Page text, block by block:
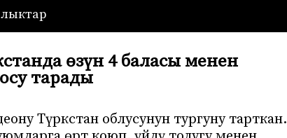
өзүн 4 баласы менен
тарады
Түркстан облусунун тургуну тарткан.